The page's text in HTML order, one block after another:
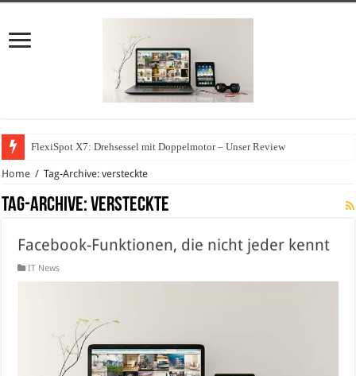
FlexiSpot X7: Drehsessel mit Doppelmotor – Unser Review
Home / Tag-Archive: versteckte
Tag-Archive:versteckte
Facebook-Funktionen, die nicht jeder kennt
IT News